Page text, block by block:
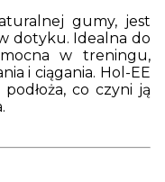
gumy, jest
dotyku. Idealna do
w treningu,
i ciągania. Hol-EE
co czyni ją